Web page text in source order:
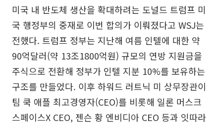
미국 내 반도체 생산을 확대하려는 도널드 트럼프 미
국 행정부의 중재로 이번 합의가 이뤄졌다고 WSJ는
전했다. 트럼프 정부는 지난해 여름 인텔에 대한 약
90억달러(약 13조1800억원) 규모의 연방 지원금을
주식으로 전환해 정부가 인텔 지분 10%를 보유하는
구조를 만들었다. 이후 하워드 러트닉 미 상무장관이
팀 쿡 애플 최고경영자(CEO)를 비롯해 일론 머스크
스페이스X CEO, 젠슨 황 엔비디아 CEO 등과 잇따라